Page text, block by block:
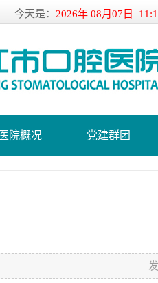
今天是： 2026年 08月07日
医院概况 党建群团